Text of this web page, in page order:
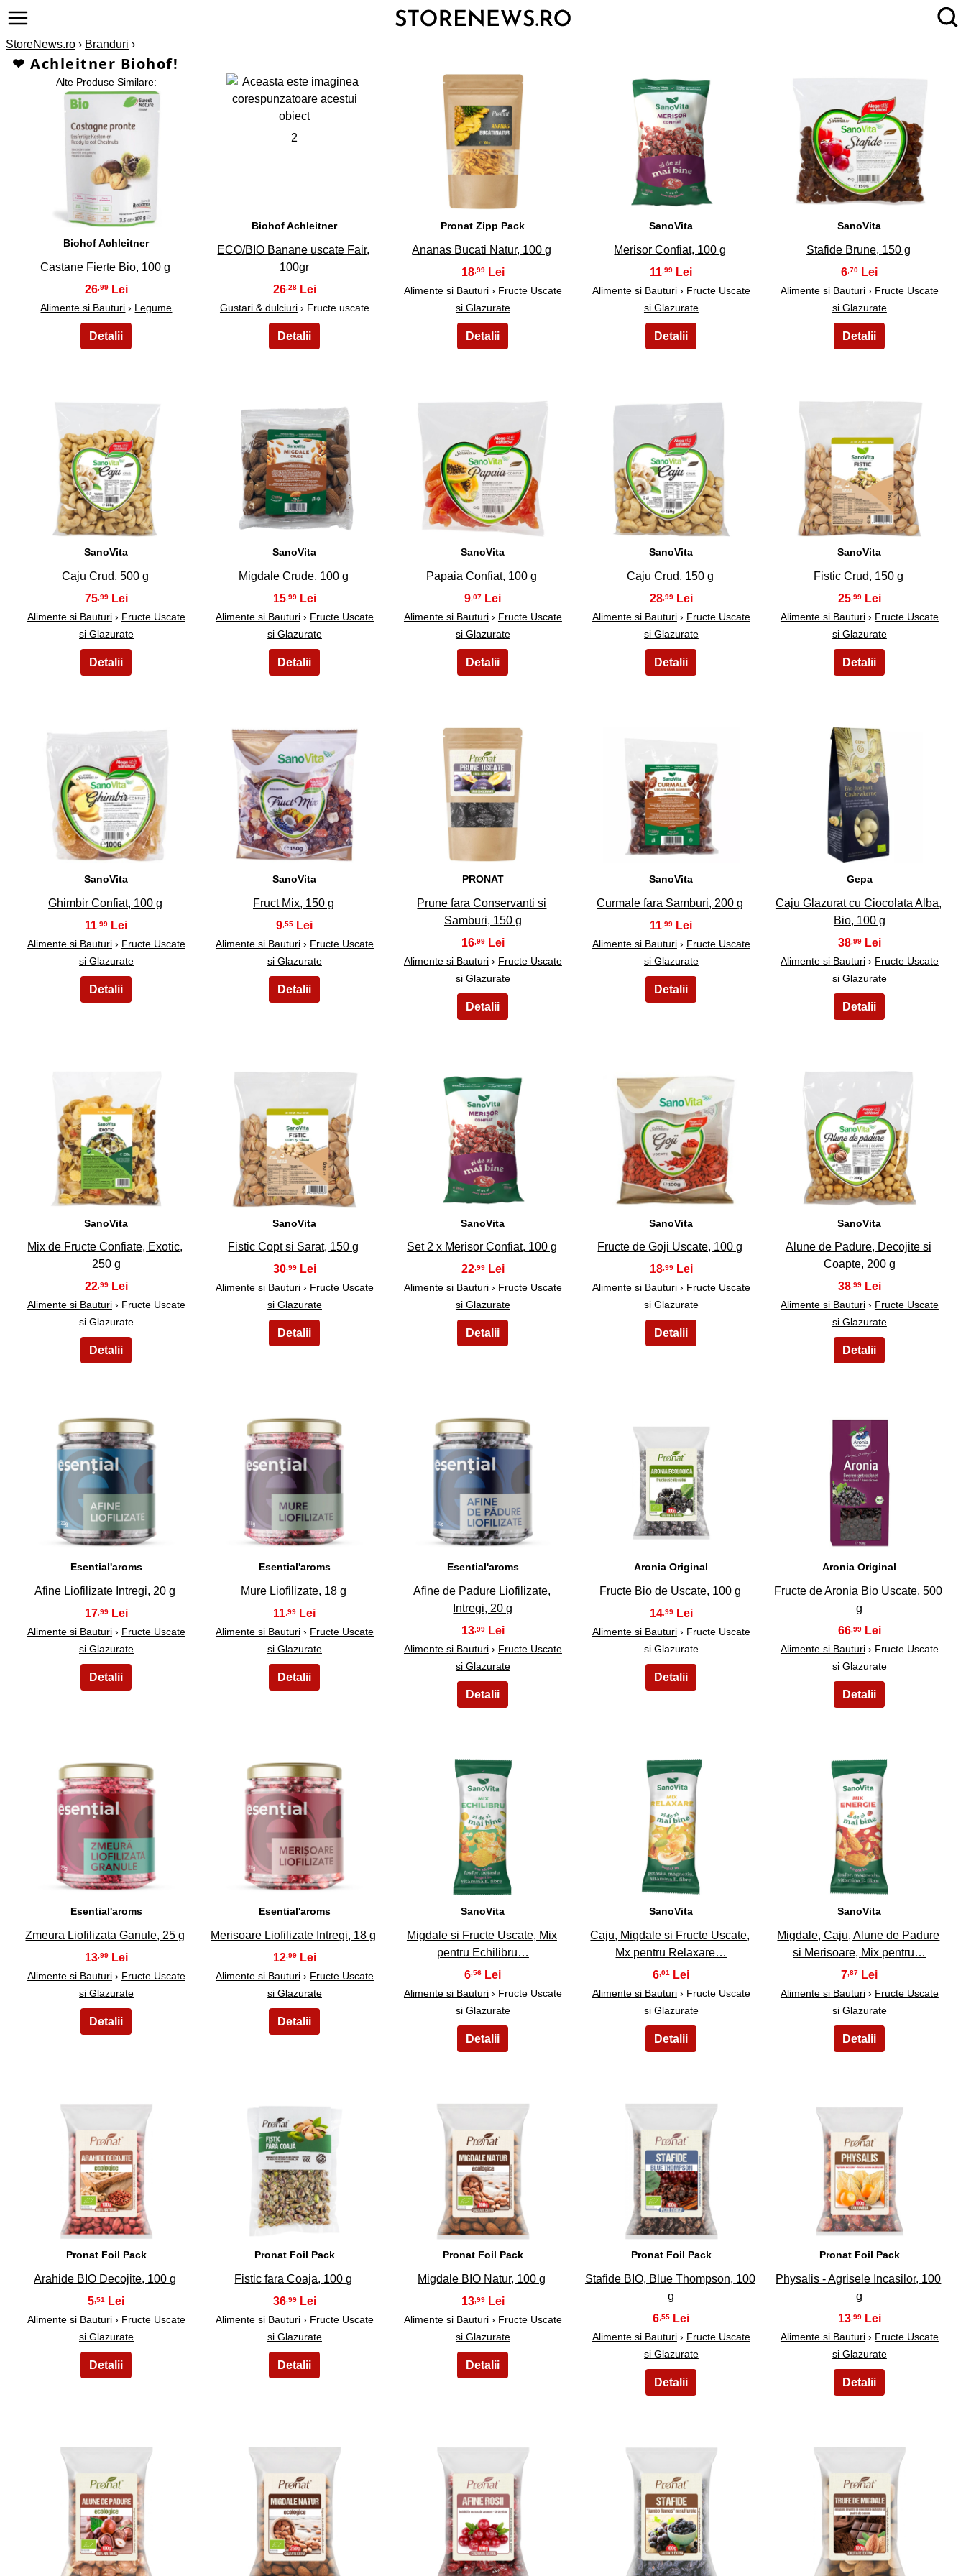
StoreNews.ro › Branduri ›
❤ Achleitner Biohof!
Alte Produse Similare:
Biohof Achleitner
Castane Fierte Bio, 100 g
26,99
Alimente si Bauturi › Legume
2
Biohof Achleitner
ECO/BIO Banane uscate Fair,
100gr
26,28
Gustari & dulciuri› Fructe uscate
3
Pronat Zipp Pack
Ananas Bucati Natur, 100 g
18,99
Alimente si Bauturi› Fructe Uscate
si Glazurate
4
SanoVita
Merisor Confiat, 100 g
11,99
Alimente si Bauturi› Fructe Uscate
si Glazurate
5
SanoVita
Stafide Brune, 150 g
6,70
Alimente si Bauturi› Fructe Uscate
si Glazurate
6
SanoVita
Caju Crud, 500 g
75,99
Alimente si Bauturi› Fructe Uscate
si Glazurate
7
SanoVita
Migdale Crude, 100 g
15,99
Alimente si Bauturi› Fructe Uscate
si Glazurate
8
SanoVita
Papaia Confiat, 100 g
9 ,07
Alimente si Bauturi› Fructe Uscate
si Glazurate
9
SanoVita
Caju Crud, 150 g
28 ,99
Alimente si Bauturi› Fructe Uscate
si Glazurate
10
SanoVita
Fistic Crud, 150 g
25,99
Alimente si Bauturi› Fructe Uscate
si Glazurate
11
SanoVita
Ghimbir Confiat, 100 g
11 ,99
Alimente si Bauturi› Fructe Uscate
si Glazurate
12
SanoVita
Fruct Mix, 150 g
9 ,55
Alimente si Bauturi› Fructe Uscate
si Glazurate
13
PRONAT
Prune fara Conservanti si
Samburi, 150 g
16,99
Alimente si Bauturi› Fructe Uscate
si Glazurate
14
SanoVita
Curmale fara Samburi, 200 g
11 ,99
Alimente si Bauturi› Fructe Uscate
si Glazurate
15
Gepa
Caju Glazurat cu Ciocolata Alba,
Bio, 100 g
38 ,99
Alimente si Bauturi› Fructe Uscate
si Glazurate
16
SanoVita
Mix de Fructe Confiate, Exotic,
250 g
22,99
Alimente si Bauturi› Fructe Uscate
si Glazurate
17
SanoVita
Fistic Copt si Sarat, 150 g
30,99
Alimente si Bauturi› Fructe Uscate
si Glazurate
18
SanoVita
Set 2 x Merisor Confiat, 100 g
22,99
Alimente si Bauturi› Fructe Uscate
si Glazurate
19
SanoVita
Fructe de Goji Uscate, 100 g
18,99
Alimente si Bauturi› Fructe Uscate
si Glazurate
20
SanoVita
Alune de Padure, Decojite si
Coapte, 200 g
38,99
Alimente si Bauturi› Fructe Uscate
si Glazurate
21
Esential'aroms
Afine Liofilizate Intregi, 20 g
17,99
Alimente si Bauturi› Fructe Uscate
si Glazurate
22
Esential'aroms
Mure Liofilizate, 18 g
11 ,99
Alimente si Bauturi› Fructe Uscate
si Glazurate
23
Esential'aroms
Afine de Padure Liofilizate,
Intregi, 20 g
13 ,99
Alimente si Bauturi› Fructe Uscate
si Glazurate
24
Aronia Original
Fructe Bio de Uscate, 100 g
14 ,99
Alimente si Bauturi› Fructe Uscate
si Glazurate
25
Aronia Original
Fructe de Aronia Bio Uscate, 500
g
66,99
Alimente si Bauturi› Fructe Uscate
si Glazurate
26
Esential'aroms
Zmeura Liofilizata Ganule, 25 g
13,99
Alimente si Bauturi› Fructe Uscate
si Glazurate
27
Esential'aroms
Merisoare Liofilizate Intregi, 18 g
12,99
Alimente si Bauturi› Fructe Uscate
si Glazurate
28
SanoVita
Migdale si Fructe Uscate, Mix
pentru Echilibru…
6,56
Alimente si Bauturi› Fructe Uscate
si Glazurate
29
SanoVita
Caju, Migdale si Fructe Uscate,
Mx pentru Relaxare…
6,01
Alimente si Bauturi› Fructe Uscate
si Glazurate
30
SanoVita
Migdale, Caju, Alune de Padure
si Merisoare, Mix pentru…
7,87
Alimente si Bauturi› Fructe Uscate
si Glazurate
31
Pronat Foil Pack
Arahide BIO Decojite, 100 g
5 ,51
Alimente si Bauturi› Fructe Uscate
si Glazurate
32
Pronat Foil Pack
Fistic fara Coaja, 100 g
36,99
Alimente si Bauturi› Fructe Uscate
si Glazurate
33
Pronat Foil Pack
Migdale BIO Natur, 100 g
13 ,99
Alimente si Bauturi› Fructe Uscate
si Glazurate
34
Pronat Foil Pack
Stafide BIO, Blue Thompson, 100
g
6 ,55
Alimente si Bauturi› Fructe Uscate
si Glazurate
35
Pronat Foil Pack
Physalis - Agrisele Incasilor, 100
g
13 ,99
Alimente si Bauturi› Fructe Uscate
si Glazurate
36 37 38 39 40